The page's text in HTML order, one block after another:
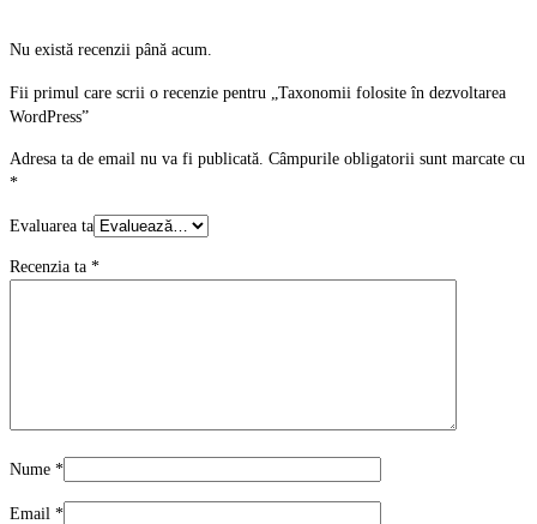
Nu există recenzii până acum.
Fii primul care scrii o recenzie pentru „Taxonomii folosite în dezvoltarea
WordPress”
Adresa ta de email nu va fi publicată. Câmpurile obligatorii sunt marcate cu
*
Evaluarea ta
Recenzia ta *
Nume *
Email *